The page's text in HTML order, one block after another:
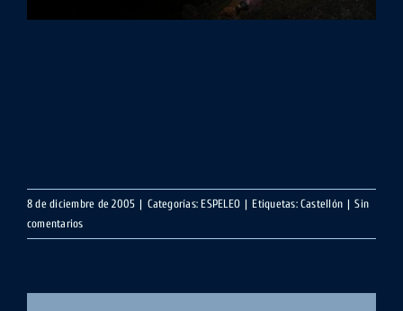
8 de diciembre de 2005 | Categorías: ESPELEO | Etiquetas: Castellón | Sin
comentarios